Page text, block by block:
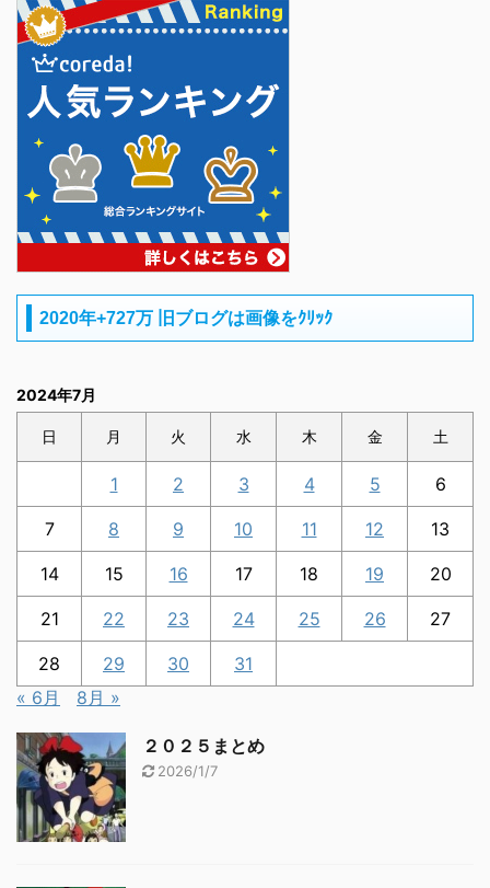
2020年+727万 旧ブログは画像をｸﾘｯｸ
2024年7月
日 月 火 水 木 金 土
1 2 3 4 5 6
7 8 9 10 11 12 13
14 15 16 17 18 19 20
21 22 23 24 25 26 27
28 29 30
31
« 6月
8月 »
２０２５まとめ
2026/1/7